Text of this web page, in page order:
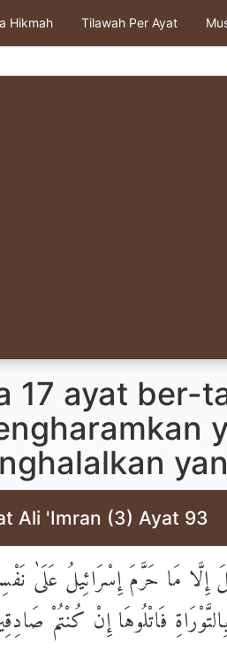
Hikmah Tilawah Per Ayat
17 ayat ber-
Ali 'Imran (3) Ayat 93
مَا حَرَّمَ إِسْرَائِيلُ عَلَىٰ
فَاتْلُوهَا إِنْ كُنْتُمْ